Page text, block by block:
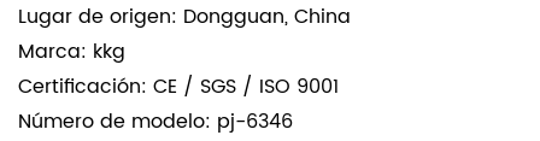
Lugar de origen: Dongguan, China
Marca: kkg
Certificación: CE / SGS / ISO 9001
Número de modelo: pj-6346